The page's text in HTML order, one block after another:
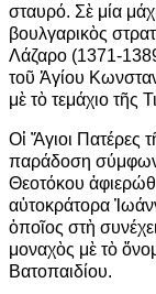
σταυρό. Σὲ μία
βουλγαρικὸς
Λάζαρο (1371-
τοῦ Ἁγίου
μὲ τὸ τεμάχιο τῆς
Οἱ Ἅγιοι Πατέρες
παράδοση
Θεοτόκου
αὐτοκράτορα
ὁποῖος στὴ
μοναχὸς μὲ τὸ
Βατοπαιδίου.